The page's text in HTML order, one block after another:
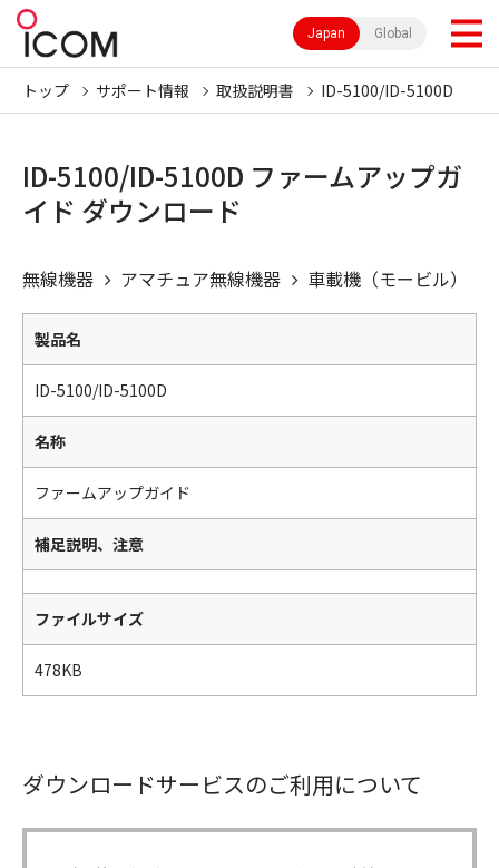
Japan Global
トップ サポート情報 取扱説明書 ID-5100/ID-5100D
ID-5100/ID-5100D ファームアップガ
イド ダウンロード
無線機器 アマチュア無線機器 車載機（モービル）
製品名
ID-5100/ID-5100D
名称
ファームアップガイド
補足説明、注意
ファイルサイズ
478KB
ダウンロードサービスのご利用について